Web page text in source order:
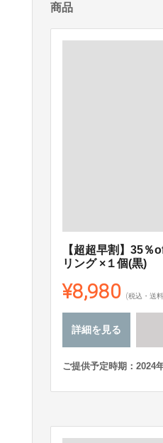
商品
【超超早割】35％
リング ×１個(黒)
¥8,980 (税込・送
詳細を見る
ご提供予定時期：2024